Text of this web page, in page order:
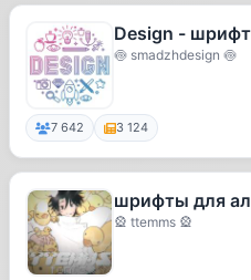
Design -
🍥 smadzhdesign 🍥
7 642 3 124
шрифты для
🎡 ttemms 🎡